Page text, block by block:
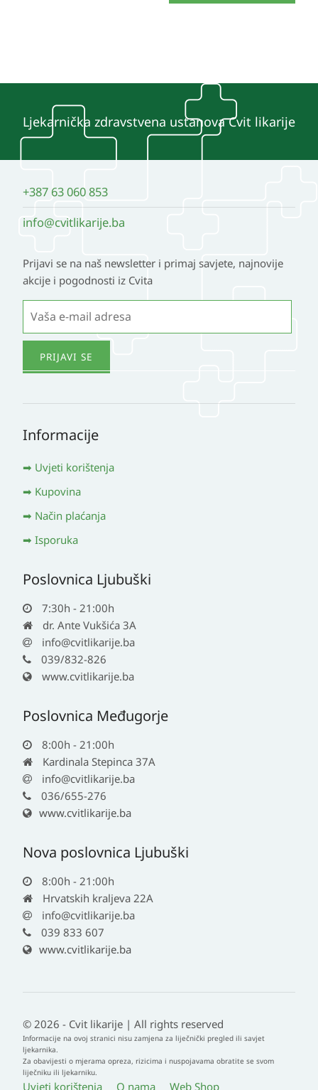
Ljekarnička zdravstvena ustanova Cvit likarije
+387 63 060 853
info@cvitlikarije.ba
Prijavi se na naš newsletter i primaj savjete, najnovije
akcije i pogodnosti iz Cvita
Informacije
Uvjeti korištenja
Kupovina
Način plaćanja
Isporuka
Poslovnica Ljubuški
7:30h - 21:00h
dr. Ante Vukšića 3A
info@cvitlikarije.ba
039/832-826
www.cvitlikarije.ba
Poslovnica Međugorje
8:00h - 21:00h
Kardinala Stepinca 37A
info@cvitlikarije.ba
036/655-276
www.cvitlikarije.ba
Nova poslovnica Ljubuški
8:00h - 21:00h
Hrvatskih kraljeva 22A
info@cvitlikarije.ba
039 833 607
www.cvitlikarije.ba
© 2026 - Cvit likarije | All rights reserved
Informacije na ovoj stranici nisu zamjena za liječnički pregled ili savjet
ljekarnika.
Za obavijesti o mjerama opreza, rizicima i nuspojavama obratite se svom
liječniku ili ljekarniku.
Uvjeti korištenja O nama Web Shop